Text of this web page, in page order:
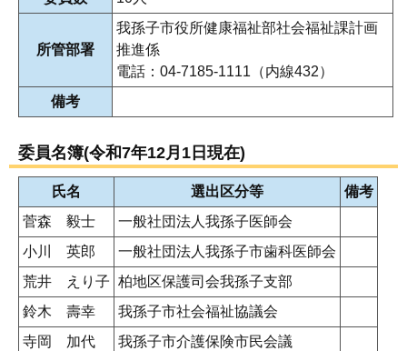
所管部署
我孫子市役所健康福祉部社会福祉課計画
推進係
電話：04-7185-1111（内線432）
備考
委員名簿(令和7年12月1日現在)
氏名 選出区分等
備考
菅森 毅士
一般社団法人我孫子医師会
小川 英郎
一般社団法人我孫子市歯科医師会
荒井 えり子 柏地区保護司会我孫子支部
鈴木 壽幸
我孫子市社会福祉協議会
寺岡 加代
我孫子市介護保険市民会議